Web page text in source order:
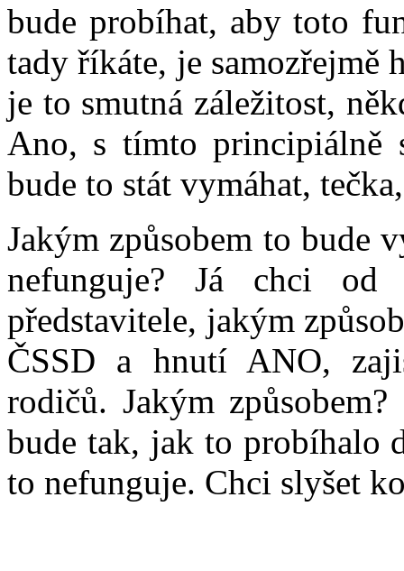
bude probíhat, aby toto
tady říkáte, je samozřejmě
je to smutná záležitost,
Ano, s tímto principiálně
bude to stát vymáhat,
Jakým způsobem to bude
nefunguje? Já chci
představitele, jakým
ČSSD a hnutí ANO,
rodičů. Jakým
bude tak, jak to probíhalo
to nefunguje. Chci slyšet